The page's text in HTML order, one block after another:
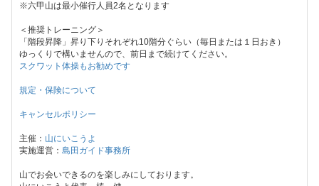
※六甲山は最小催行人員2名となります
＜推奨トレーニング＞
「階段昇降」昇り下りそれぞれ10階分ぐらい（毎日または１日おき）
ゆっくりで構いませんので、前日まで続けてください。
スクワット体操もお勧めです
規定・保険について
キャンセルポリシー
主催： 山にいこうよ
実施運営： 島田ガイド事務所
山でお会いできるのを楽しみにしております。